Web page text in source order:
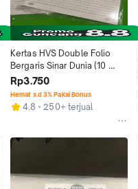
Kertas HVS Double Folio
Bergaris Sinar Dunia (10
lembar)
Rp3.750
Hemat s.d 3% Pakai Bonus
4.8 250+ terjual